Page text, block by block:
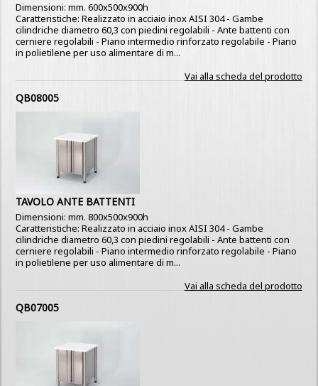
Dimensioni: mm. 600x500x900h
Caratteristiche: Realizzato in acciaio inox AISI 304 - Gambe
cilindriche diametro 60,3 con piedini regolabili - Ante battenti con
cerniere regolabili - Piano intermedio rinforzato regolabile - Piano
in polietilene per uso alimentare di m...
Vai alla scheda del prodotto
QB08005
TAVOLO ANTE BATTENTI
Dimensioni: mm. 800x500x900h
Caratteristiche: Realizzato in acciaio inox AISI 304 - Gambe
cilindriche diametro 60,3 con piedini regolabili - Ante battenti con
cerniere regolabili - Piano intermedio rinforzato regolabile - Piano
in polietilene per uso alimentare di m...
Vai alla scheda del prodotto
QB07005